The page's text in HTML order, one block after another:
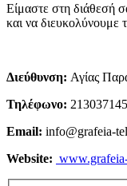
Είμαστε στη διάθεσή
και να διευκολύνουμε
Διεύθυνση: Αγίας
Τηλέφωνο:
Email: info@grafeia-
Website: